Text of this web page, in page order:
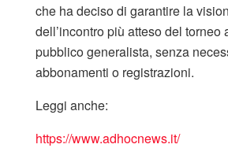
che ha deciso di garantire la
dell’incontro più atteso del torneo
pubblico generalista, senza
abbonamenti o registrazioni.
Leggi anche:
https://www.adhocnews.it/